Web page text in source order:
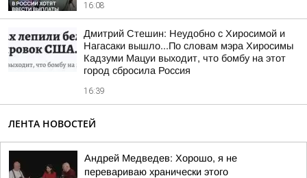
16:08
Дмитрий Стешин: Неудобно с Хиросимой и
Нагасаки вышло...По словам мэра Хиросимы
Кадзуми Мацуи выходит, что бомбу на этот
город сбросила Россия
16:39
ЛЕНТА НОВОСТЕЙ
Андрей Медведев: Хорошо, я не
перевариваю хранически этого